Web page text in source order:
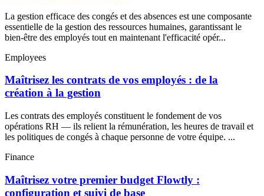
La gestion efficace des congés et des absences est une composante
essentielle de la gestion des ressources humaines, garantissant le
bien-être des employés tout en maintenant l'efficacité opér...
Employees
Maîtrisez les contrats de vos employés : de la
création à la gestion
Les contrats des employés constituent le fondement de vos
opérations RH — ils relient la rémunération, les heures de travail et
les politiques de congés à chaque personne de votre équipe. ...
Finance
Maîtrisez votre premier budget Flowtly :
configuration et suivi de base